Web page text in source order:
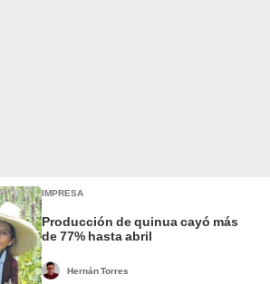
IMPRESA
Producción de quinua cayó más
de 77% hasta abril
Hernán Torres